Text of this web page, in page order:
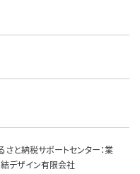
さと納税サポートセンター：業
デザイン有限会社